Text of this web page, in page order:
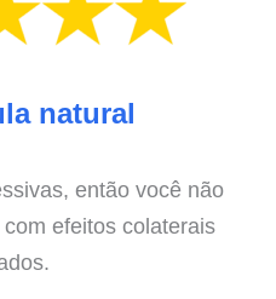
natural
então você não
efeitos colaterais